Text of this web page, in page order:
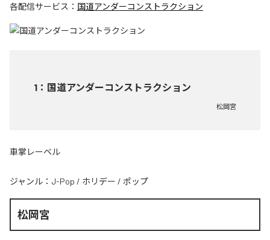
各配信サービス： 国道アンダーコンストラクション
1 ： 国道アンダーコンストラクション
松岡宮
車掌レーベル
ジャンル： J-Pop / ホリデー / ポップ
松岡宮